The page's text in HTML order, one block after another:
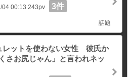
04 00:13 243pv 3件
話題
レットを使わない女性 彼氏か
さお尻じゃん」と言われネッ